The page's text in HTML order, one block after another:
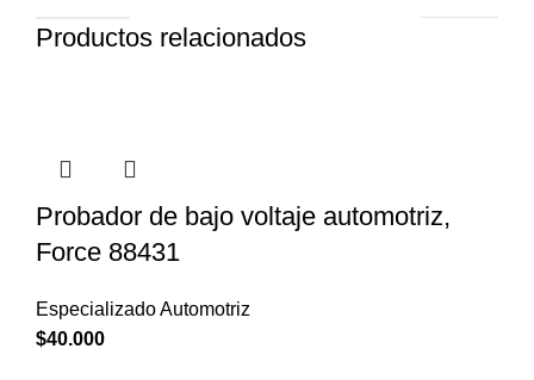
Productos relacionados
Probador de bajo voltaje automotriz,
Force 88431
Especializado Automotriz
$40.000